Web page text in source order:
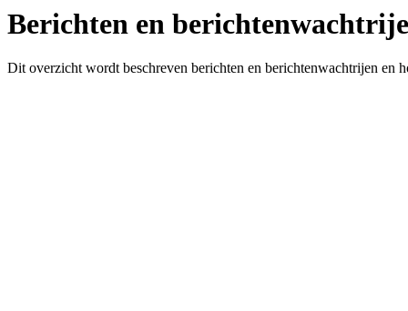
Berichten en
Dit overzicht wordt beschreven berichten en berichtenwachtrijen en